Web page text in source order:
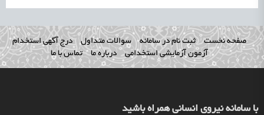
صفحه نخست ثبت نام در سامانه سوالات متداول
درج آگهی استخدام
آزمون آزمایشی استخدامی
درباره ما تماس با ما
با سامانه نیروی انسانی همراه باشید